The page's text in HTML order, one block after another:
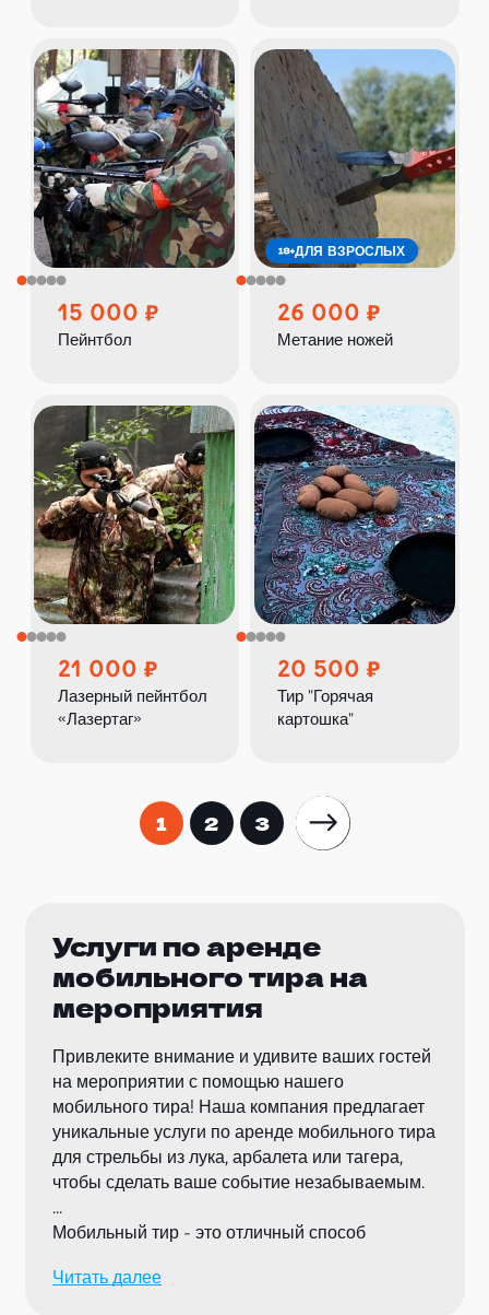
15 000
Пейнтбол
ДЛЯ ВЗРОСЛЫХ
26 000
Метание ножей
21 000
Лазерный пейнтбол
«Лазертаг»
20 500
Тир "Горячая
картошка"
1 2 3
Услуги по аренде
мобильного тира на
мероприятия
Привлеките внимание и удивите ваших гостей
на мероприятии с помощью нашего
мобильного тира! Наша компания предлагает
уникальные услуги по аренде мобильного тира
для стрельбы из лука, арбалета или тагера,
чтобы сделать ваше событие незабываемым.
Мобильный тир - это отличный способ
соревновательный дух на ваше мероприятие.
Читать далее